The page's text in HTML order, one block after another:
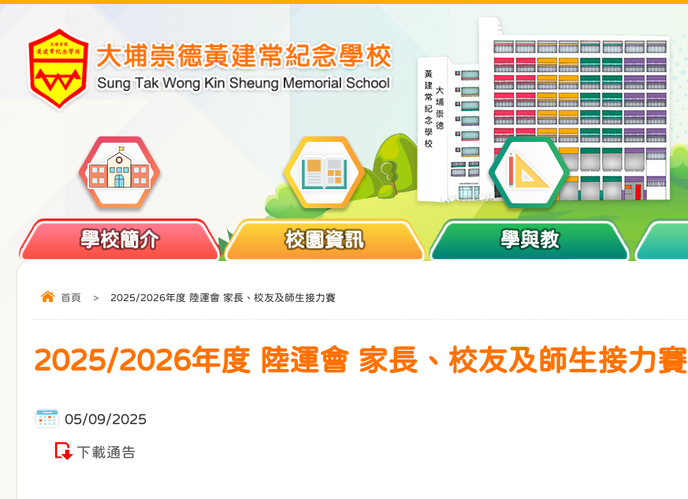
學校簡介 校園資訊 學與教
首頁 > 2025/2026年度 陸運會 家長、校友及師生接力賽
2025/2026年度 陸運會 家長、校友及師生接力賽
05/09/2025
下載通告